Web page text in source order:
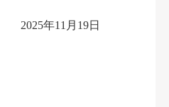
2025年11月19日